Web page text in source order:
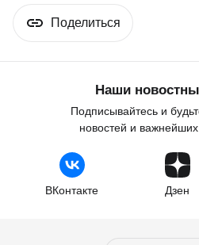
Поделиться
Наши
Подписывайтесь и
новостей и
ВКонтакте Дзен